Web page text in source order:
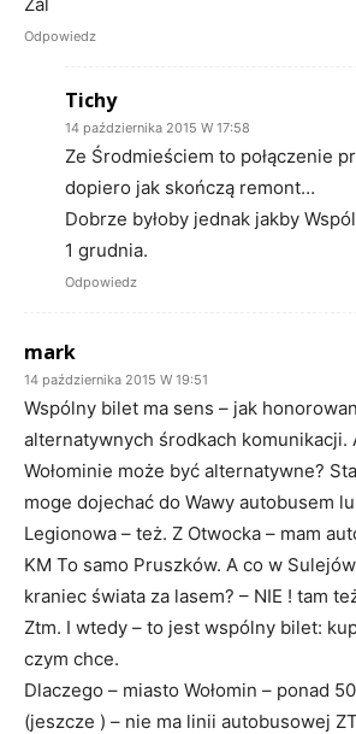
Odpowiedz
Tichy
14 października 2015 W 17:58
Ze Środmieściem to połączenie
dopiero jak skończą remont…
Dobrze byłoby jednak jakby
1 grudnia.
Odpowiedz
mark
14 października 2015 W 19:51
Wspólny bilet ma sens – jak
alternatywnych środkach komunikacji.
Wołominie może być alternatywne?
moge dojechać do Wawy autobusem
Legionowa – też. Z Otwocka – mam
KM To samo Pruszków. A co w
kraniec świata za lasem? – NIE ! tam
Ztm. I wtedy – to jest wspólny bilet:
czym chce.
Dlaczego – miasto Wołomin – ponad
(jeszcze ) – nie ma linii autobusowej